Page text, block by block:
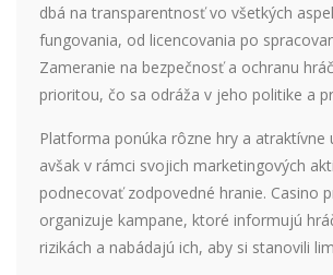
dbá na transparentnosť vo všetkých
fungovania, od licencovania po
Zameranie na bezpečnosť a ochranu
prioritou, čo sa odráža v jeho politike a
Platforma ponúka rôzne hry a atraktívne
avšak v rámci svojich marketingových
podnecovať zodpovedné hranie. Casino
organizuje kampane, ktoré informujú
rizikách a nabádajú ich, aby si stanovili